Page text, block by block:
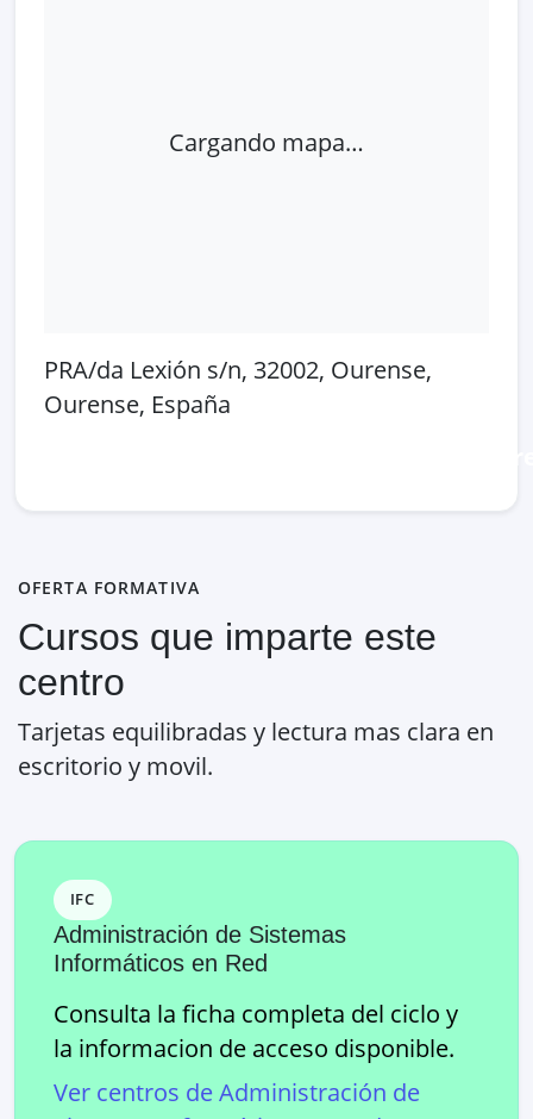
Cargando mapa…
PRA/da Lexión s/n, 32002, Ourense,
Ourense, España
OFERTA FORMATIVA
Cursos que imparte este
centro
Tarjetas equilibradas y lectura mas clara en
escritorio y movil.
IFC
Administración de Sistemas
Informáticos en Red
Consulta la ficha completa del ciclo y
la informacion de acceso disponible.
Ver centros deAdministración de